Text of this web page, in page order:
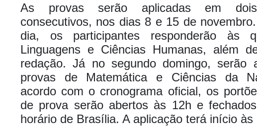
As provas serão aplicadas em dois
consecutivos, nos dias 8 e 15 de
dia, os participantes responderão às
Linguagens e Ciências Humanas, além
redação. Já no segundo domingo, serão
provas de Matemática e Ciências da
acordo com o cronograma oficial, os
de prova serão abertos às 12h e
horário de Brasília. A aplicação terá início às